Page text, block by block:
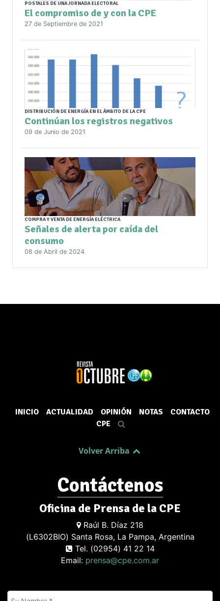
POSTALES DE UNA JORNADA ELECTORAL
El compromiso de y con la CPE
27 de Septiembre de 2021
DISTRIBUCIÓN DE ENERGÍA EN EL ÁMBITO DE LA CPE
Continúan los registros negativos
09 de Junio de 2021
COMPRA Y VENTA DE ENERGÍA ELÉCTRICA
Señales de alerta por caída del
consumo
08 de Abril de 2024
INICIO ACTUALIDAD OPINIÓN NOTAS
CONTACTO
CPE
Volver Arriba
Contáctenos
Oficina de Prensa de la CPE
Raúl B. Díaz 218
(L6302BIO) Santa Rosa, La Pampa, Argentina
Tel. (02954) 41 22 14
Email: prensa@cpe.com.ar